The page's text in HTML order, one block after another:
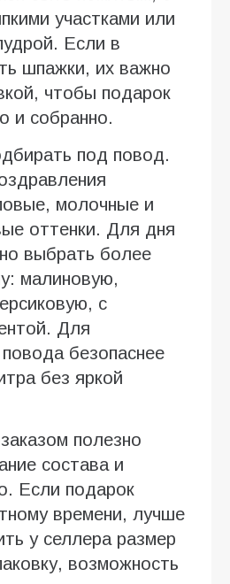
участками или
Если в
шпажки, их важно
чтобы подарок
и собранно.
под повод.
молочные и
оттенки. Для дня
выбрать более
малиновую,
с
Для
безопаснее
без яркой
полезно
состава и
Если подарок
времени, лучше
у селлера размер
возможность